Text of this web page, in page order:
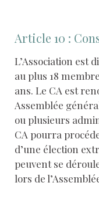
Article 10 :
L’Association est
au plus 18
ans. Le CA est
Assemblée
ou plusieurs
CA pourra
d’une élection
peuvent se
lors de